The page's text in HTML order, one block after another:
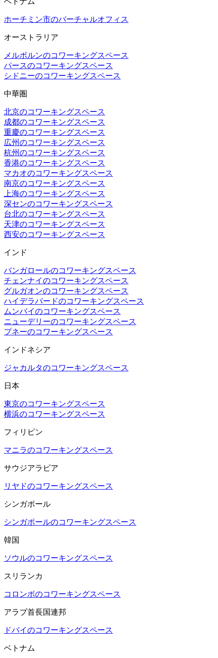
ホーチミン市のバーチャルオフィス
オーストラリア
メルボルンのコワーキングスペース
パースのコワーキングスペース
シドニーのコワーキングスペース
中華圏
北京のコワーキングスペース
成都のコワーキングスペース
重慶のコワーキングスペース
広州のコワーキングスペース
杭州のコワーキングスペース
香港のコワーキングスペース
マカオのコワーキングスペース
南京のコワーキングスペース
上海のコワーキングスペース
深センのコワーキングスペース
台北のコワーキングスペース
天津のコワーキングスペース
西安のコワーキングスペース
インド
バンガロールのコワーキングスペース
チェンナイのコワーキングスペース
グルガオンのコワーキングスペース
ハイデラバードのコワーキングスペース
ムンバイのコワーキングスペース
ニューデリーのコワーキングスペース
プネーのコワーキングスペース
インドネシア
ジャカルタのコワーキングスペース
日本
東京のコワーキングスペース
横浜のコワーキングスペース
フィリピン
マニラのコワーキングスペース
サウジアラビア
リヤドのコワーキングスペース
シンガポール
シンガポールのコワーキングスペース
韓国
ソウルのコワーキングスペース
スリランカ
コロンボのコワーキングスペース
アラブ首長国連邦
ドバイのコワーキングスペース
ベトナム